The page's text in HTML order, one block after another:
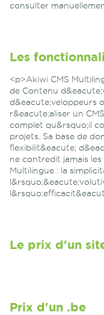
consulter
Les
<p>Akiwi CMS
de Contenu
d&eacute;veloppeurs
r&eacute;aliser un
complet qu&rsquo;il
projets. Sa base de
flexibilit&eacute;
ne contredit jamais
Multilingue : la
Le prix d'un
Prix d'un .be